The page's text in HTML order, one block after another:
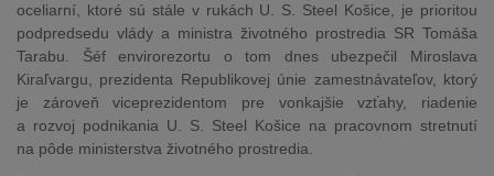
oceliarní, ktoré sú stále v rukách U. S. Steel Košice, je prioritou
podpredsedu vlády a ministra životného prostredia SR Tomáša
Tarabu. Šéf envirorezortu o tom dnes ubezpečil Miroslava
Kiraľvargu, prezidenta Republikovej únie zamestnávateľov, ktorý
je zároveň viceprezidentom pre vonkajšie vzťahy, riadenie
a rozvoj podnikania U. S. Steel Košice na pracovnom stretnutí
na pôde ministerstva životného prostredia.